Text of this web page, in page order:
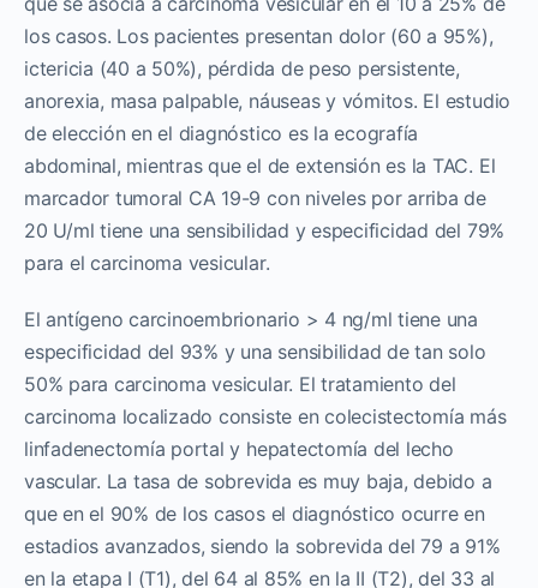
los casos. Los pacientes presentan dolor (60 a 95%),
ictericia (40 a 50%), pérdida de peso persistente,
anorexia, masa palpable, náuseas y vómitos. El estudio
de elección en el diagnóstico es la ecografía
abdominal, mientras que el de extensión es la TAC. El
marcador tumoral CA 19-9 con niveles por arriba de
20 U/ml tiene una sensibilidad y especificidad del 79%
para el carcinoma vesicular.
El antígeno carcinoembrionario > 4 ng/ml tiene una
especificidad del 93% y una sensibilidad de tan solo
50% para carcinoma vesicular. El tratamiento del
carcinoma localizado consiste en colecistectomía más
linfadenectomía portal y hepatectomía del lecho
vascular. La tasa de sobrevida es muy baja, debido a
que en el 90% de los casos el diagnóstico ocurre en
estadios avanzados, siendo la sobrevida del 79 a 91%
en la etapa I (T1), del 64 al 85% en la II (T2), del 33 al